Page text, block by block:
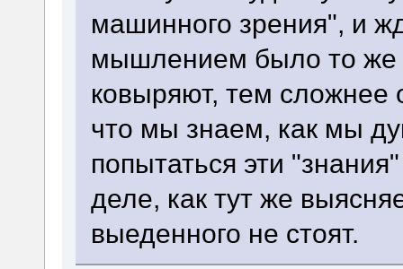
машинного зрения", и
мышлением было то же
ковыряют, тем
что мы знаем, как мы
попытаться эти
деле, как тут же
выеденного не стоят.